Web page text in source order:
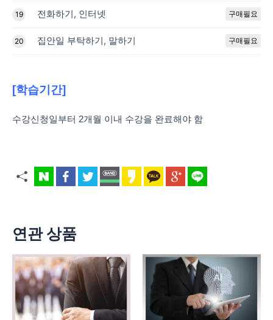
19 전화하기, 인터넷 구매필요
20 집안일 부탁하기, 말하기 구매필요
[학습기간]
수강신청일부터 2개월 이내 수강을 완료해야 함
연관 상품